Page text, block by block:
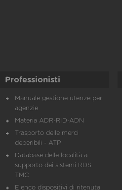
Professionisti
Manuale gestione utenze per
agenzie
Materia ADR-RID-ADN
Trasporto delle merci
deperibili - ATP
Database delle località a
supporto dei sistemi RDS
TMC
Elenco dispositivi di ritenuta